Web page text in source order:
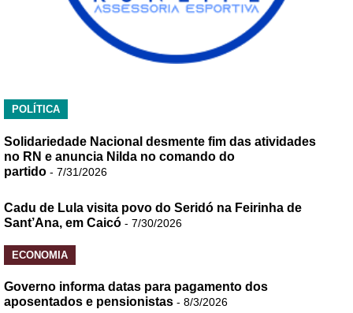
POLÍTICA
Solidariedade Nacional desmente fim das atividades
no RN e anuncia Nilda no comando do
partido - 7/31/2026
Cadu de Lula visita povo do Seridó na Feirinha de
Sant’Ana, em Caicó - 7/30/2026
ECONOMIA
Governo informa datas para pagamento dos
aposentados e pensionistas - 8/3/2026